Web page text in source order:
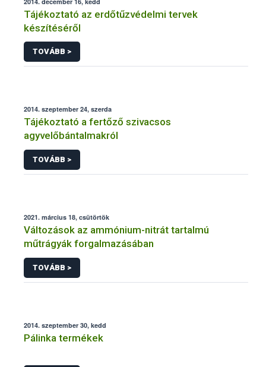
Tájékoztató az erdőtűzvédelmi tervek
készítéséről
TOVÁBB >
2014. szeptember 24, szerda
Tájékoztató a fertőző szivacsos
agyvelőbántalmakról
TOVÁBB >
2021. március 18, csütörtök
Változások az ammónium-nitrát tartalmú
műtrágyák forgalmazásában
TOVÁBB >
2014. szeptember 30, kedd
Pálinka termékek